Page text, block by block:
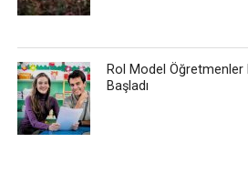
Rol Model Öğretmenler
Başladı